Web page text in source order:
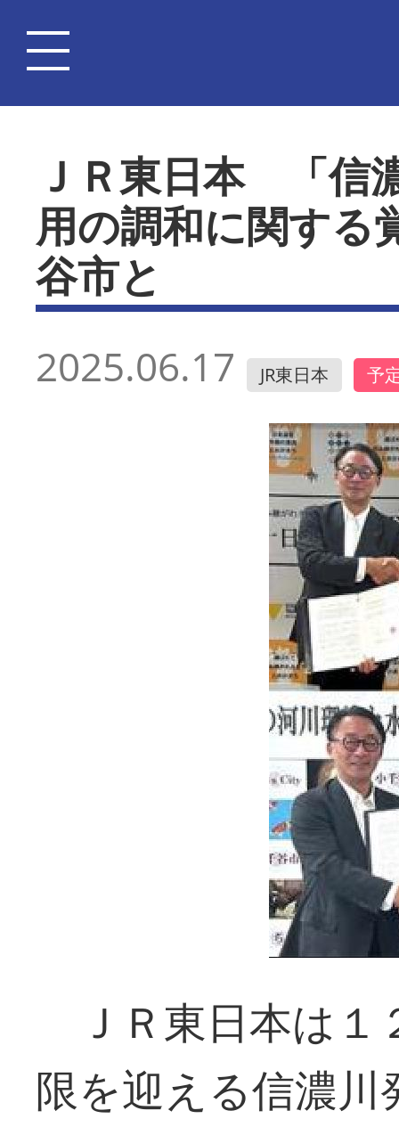
ＪＲ東日本 「信
用の調和に関す
谷市と
2025.06.17 JR東日本 予
ＪＲ東日本は１
限を迎える信濃